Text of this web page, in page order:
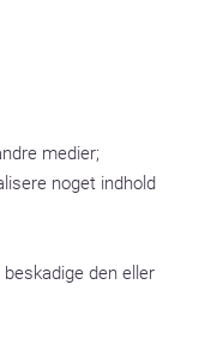
medier;
noget indhold
den eller